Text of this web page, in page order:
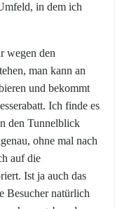
in dem ich
wegen den
man kann an
und bekommt
Ich finde es
den Tunnelblick
ohne mal nach
auf die
Ist ja auch das
Besucher natürlich